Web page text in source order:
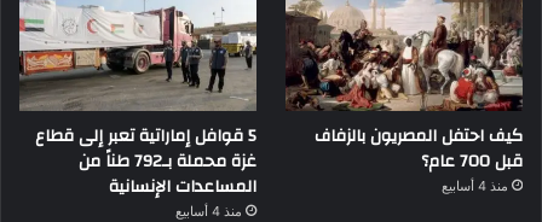
كيف احتفل المصريون بالزفاف
قبل 700 عام؟
منذ 4 أسابيع
5 قوافل إماراتية تعبر إلى قطاع
غزة محملة بـ792 طناً من
المساعدات الإنسانية
منذ 4 أسابيع